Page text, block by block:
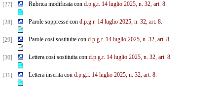
[27] Rubrica modificata con d.p.g.r. 14 luglio 2025, n. 32, art. 8.
[28] Parole soppresse con d.p.g.r. 14 luglio 2025, n. 32, art. 8.
[29] Parole così sostituite con d.p.g.r. 14 luglio 2025, n. 32, art. 8.
[30] Lettera così sostituita con d.p.g.r. 14 luglio 2025, n. 32, art. 8.
[31] Lettera inserita con d.p.g.r. 14 luglio 2025, n. 32, art. 8.